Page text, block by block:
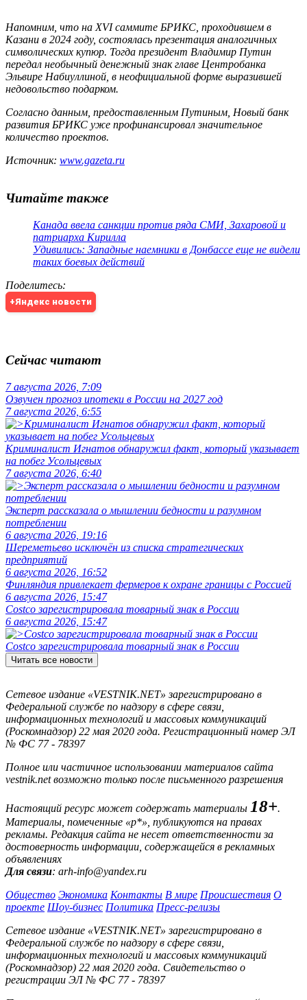
Напомним, что на XVI саммите БРИКС, проходившем в
Казани в 2024 году, состоялась презентация аналогичных
символических купюр. Тогда президент Владимир Путин
передал необычный денежный знак главе Центробанка
Эльвире Набиуллиной, в неофициальной форме выразившей
недовольство подарком.
Согласно данным, предоставленным Путиным, Новый банк
развития БРИКС уже профинансировал значительное
количество проектов.
Источник: www.gazeta.ru
Читайте также
Канада ввела санкции против ряда СМИ, Захаровой и
патриарха Кирилла
Удивились: Западные наемники в Донбассе еще не видели
таких боевых действий
Поделитесь:
+Яндекс новости
Сейчас читают
7 августа 2026, 7:09
Озвучен прогноз ипотеки в России на 2027 год
7 августа 2026, 6:55
Криминалист Игнатов обнаружил факт, который указывает
на побег Усольцевых
7 августа 2026, 6:40
Эксперт рассказала о мышлении бедности и разумном
потреблении
6 августа 2026, 19:16
Шереметьево исключён из списка стратегических
предприятий
6 августа 2026, 16:52
Финляндия привлекает фермеров к охране границы с Россией
6 августа 2026, 15:47
Costco зарегистрировала товарный знак в России
6 августа 2026, 15:47
Costco зарегистрировала товарный знак в России
Читать все новости
Сетевое издание «VESTNIK.NET» зарегистрировано в
Федеральной службе по надзору в сфере связи,
информационных технологий и массовых коммуникаций
(Роскомнадзор) 22 мая 2020 года. Регистрационный номер ЭЛ
№ ФС 77 - 78397
Полное или частичное использовании материалов сайта
vestnik.net возможно только после письменного разрешения
Настоящий ресурс может содержать материалы 18+.
Материалы, помеченные «р*», публикуются на правах
рекламы. Редакция сайта не несет ответственности за
достоверность информации, содержащейся в рекламных
объявлениях
Для связи: arh-info@yandex.ru
Общество Экономика Контакты В мире Происшествия О
проекте Шоу-бизнес Политика Пресс-релизы
Сетевое издание «VESTNIK.NET» зарегистрировано в
Федеральной службе по надзору в сфере связи,
информационных технологий и массовых коммуникаций
(Роскомнадзор) 22 мая 2020 года. Свидетельство о
регистрации ЭЛ № ФС 77 - 78397